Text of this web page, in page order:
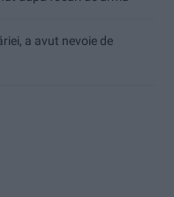
a avut nevoie de